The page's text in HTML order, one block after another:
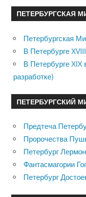
ПЕТЕРБУРГСКАЯ
Петербургская
В Петербурге
В Петербурге
разработке)
ПЕТЕРБУРГСКИЙ
Предтеча
Пророчества
Петербург
Фантасмагории
Петербург